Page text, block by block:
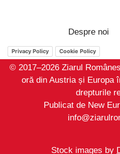
Despre noi
Privacy Policy Cookie Policy
© 2017–2026 Ziarul
oră din Austria și Europa
drepturile
Publicat de New
Stock images by